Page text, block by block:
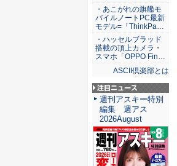
・あこがれの旗艦モ
バイルノートPC最新
モデル=「ThinkPa…
・ハッセルブラッド
搭載の頂上カメラ・
スマホ「OPPO Fin…
ASCII倶楽部とは
注目ニュース
週刊アスキー特別
編集 週アス
2026August